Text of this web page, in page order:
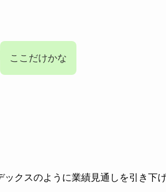
ここだけかな
ックスのように業績見通しを引き下